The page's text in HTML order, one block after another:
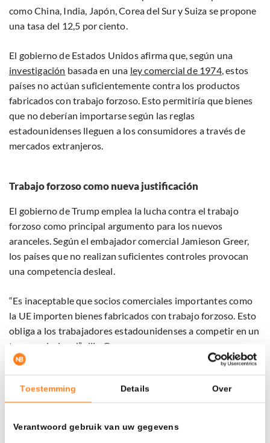
Toestemming Details Over
Verantwoord gebruik van uw gegevens
como China, India, Japón, Corea del Sur y Suiza se propone
una tasa del 12,5 por ciento.
El gobierno de Estados Unidos afirma que, según una
investigación basada en una ley comercial de 1974, estos
países no actúan suficientemente contra los productos
fabricados con trabajo forzoso. Esto permitiría que bienes
que no deberían importarse según las reglas
estadounidenses lleguen a los consumidores a través de
mercados extranjeros.
Trabajo forzoso como nueva justificación
El gobierno de Trump emplea la lucha contra el trabajo
forzoso como principal argumento para los nuevos
aranceles. Según el embajador comercial Jamieson Greer,
los países que no realizan suficientes controles provocan
una competencia desleal.
“Es inaceptable que socios comerciales importantes como
la UE importen bienes fabricados con trabajo forzoso. Esto
obliga a los trabajadores estadounidenses a competir en un
terreno desigual”, dijo Greer.
Con este enfoque, Trump intenta crear una nueva base
legal para las medidas comerciales, luego de que tarifas
anteriores fueran cuestionadas por decisiones judiciales.